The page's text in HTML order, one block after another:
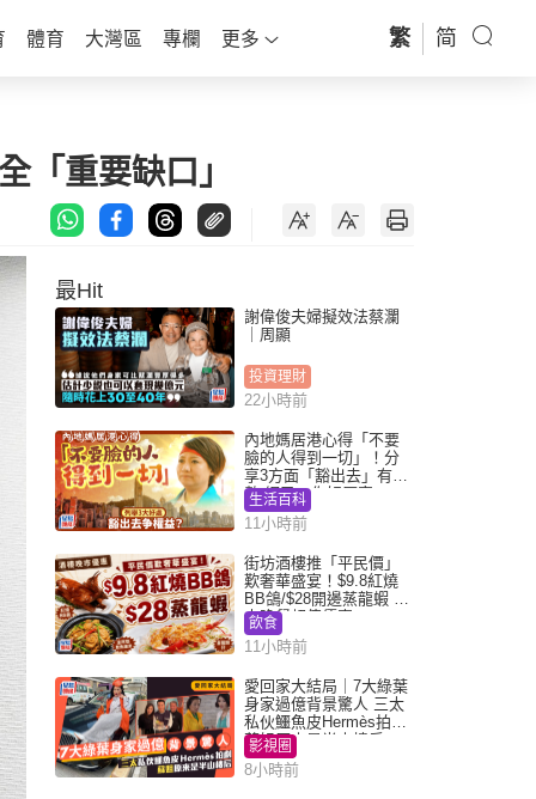
體育 大灣區 專欄 更多 繁 简
「重要缺口」
最Hit
謝偉俊夫婦擬效法蔡瀾
｜周顯
投資理財
22小時前
內地媽居港心得「不要
臉的人得到一切」！分
享3方面「豁出去」有著
數 網民：你好厲害
生活百科
11小時前
街坊酒樓推「平民價」
歎奢華盛宴！$9.8紅燒
BB鴿/$28開邊蒸龍蝦 3
大晚餐超值優惠
飲食
11小時前
愛回家大結局｜7大綠葉
身家過億背景驚人 三太
私伙鱷魚皮Hermès拍劇
蘇姐原來是半山樓后
影視圈
8小時前